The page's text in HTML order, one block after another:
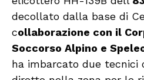
decollato dalla base di
collaborazione con il
Soccorso Alpino e
ha imbarcato due tecnici